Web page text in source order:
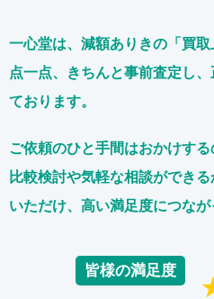
一心堂は、減額ありきの「買取
点一点、きちんと事前査定し
ております。
ご依頼のひと手間はおかけする
比較検討や気軽な相談ができる
いただけ、高い満足度につなが
皆様の満足度